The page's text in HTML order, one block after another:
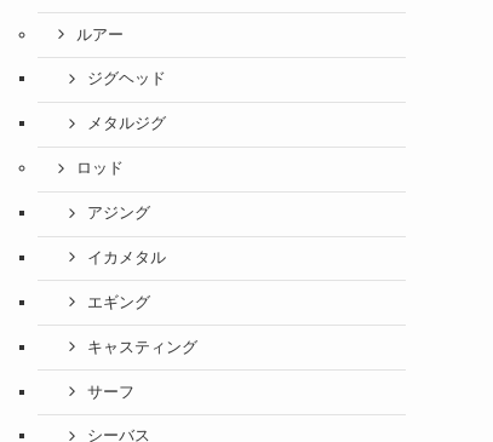
ルアー
ジグヘッド
メタルジグ
ロッド
アジング
イカメタル
エギング
キャスティング
サーフ
シーバス